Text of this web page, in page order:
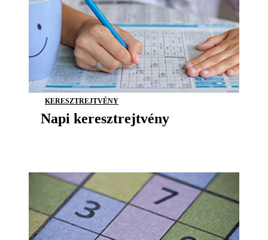
KERESZTREJTVÉNY
Napi keresztrejtvény